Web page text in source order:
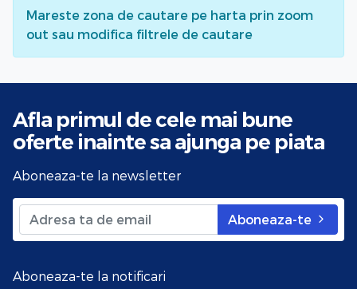
Mareste zona de cautare pe harta prin zoom
out sau modifica filtrele de cautare
Afla primul de cele mai bune
oferte inainte sa ajunga pe piata
Aboneaza-te la newsletter
Aboneaza-te
Aboneaza-te la notificari